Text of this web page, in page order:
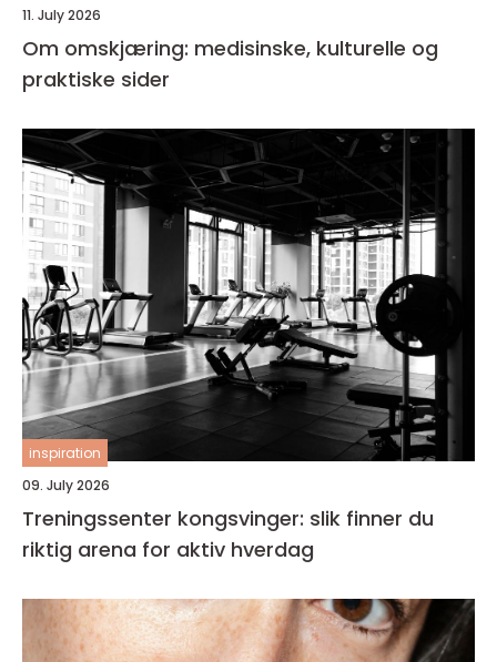
11. July 2026
Om omskjæring: medisinske, kulturelle og
praktiske sider
inspiration
09. July 2026
Treningssenter kongsvinger: slik finner du
riktig arena for aktiv hverdag